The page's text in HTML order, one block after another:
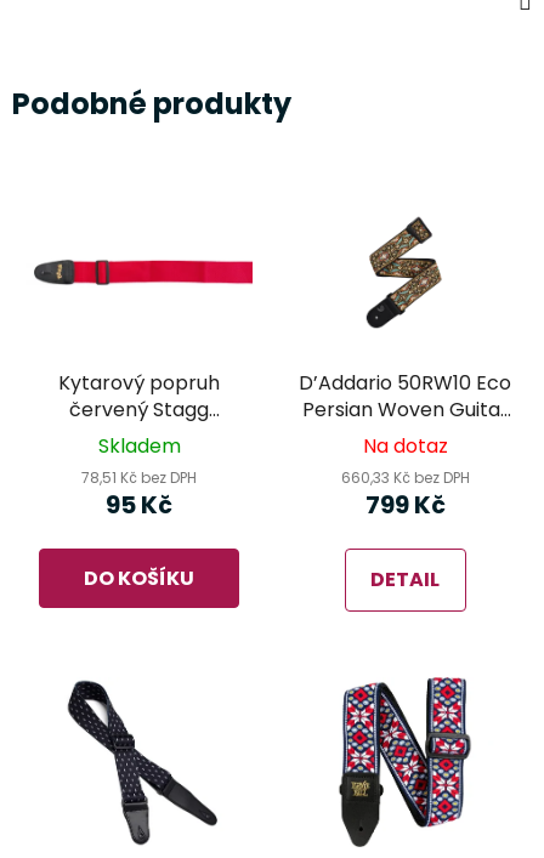
Podobné produkty
Kytarový popruh
červený Stagg
BJA006RD
Skladem
78,51 Kč bez DPH
95 Kč
DO KOŠÍKU
D’Addario 50RW10 Eco
Persian Woven Guitar
Strap Black -
Na dotaz
660,33 Kč bez DPH
799 Kč
DETAIL